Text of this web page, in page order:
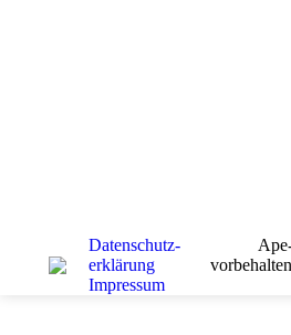
Datenschutz­
erklärung
Impressum